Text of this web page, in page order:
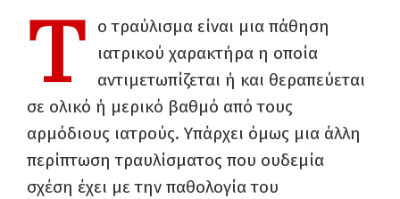
Τ
ο τραύλισμα είναι μια πάθηση
ιατρικού χαρακτήρα η οποία
αντιμετωπίζεται ή και θεραπεύεται
σε ολικό ή μερικό βαθμό από τους
αρμόδιους ιατρούς. Υπάρχει όμως μια άλλη
περίπτωση τραυλίσματος που ουδεμία
σχέση έχει με την παθολογία του